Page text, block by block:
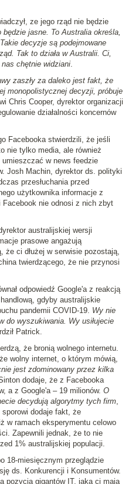
ze jego rząd nie będzie
jasne. To Australia określa,
decyzje są podejmowane
Tak to działa w Australii. Ci,
chętnie widziani.
zaszły za daleko jest fakt, że
monopolistycznej decyzji, próbuje
Chris Cooper, dyrektor organizacji
działalności koncernów
Facebooka stwierdzili, że jeśli
nie tylko media, ale również
w news feedzie
Josh Machin, dyrektor ds. polityki
przesłuchania przed
użytkownika informacje z
nie odnosi z nich zbyt
australijskiej wersji
prasowe angażują
że ci dłużej w serwisie pozostają,
twierdzącego, że nie przynosi
odpowiedź Google'a z reakcją
gdyby australijskie
pandemii COVID-19. Wy nie
do wyszukiwania. Wy usiłujecie
Patrick.
że bronią wolnego internetu.
wolny internet, o którym mówią,
jest zdominowany przez kilka
dodaje, że z Facebooka
a z Google'a – 19 milionów. O
decydują algorytmy tych firm,
dodaje fakt, że
w ramach eksperymentu celowo
Zapewnili jednak, że to nie
1% australijskiej populacji.
18-miesięcznym przeglądzie
ds. Konkurencji i Konsumentów.
pozycja gigantów IT, jaką ci mają